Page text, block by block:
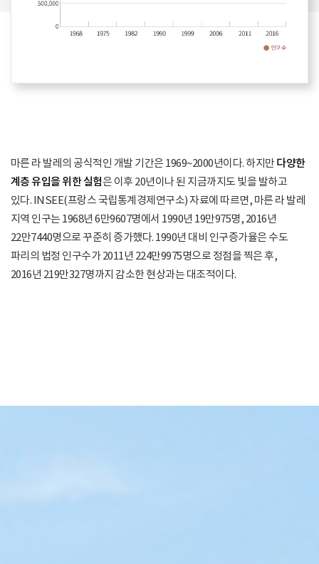
마른 라 발레의 공식적인 개발 기간은 1969~2000년이다. 하지만 다양한
계층 유입을 위한 실험은 이후 20년이나 된 지금까지도 빛을 발하고
있다. INSEE(프랑스 국립통계경제연구소) 자료에 따르면, 마른 라 발레
지역 인구는 1968년 6만9607명에서 1990년 19만975명, 2016년
22만7440명으로 꾸준히 증가했다. 1990년 대비 인구증가율은 수도
파리의 법정 인구수가 2011년 224만9975명으로 정점을 찍은 후,
2016년 219만327명까지 감소한 현상과는 대조적이다.